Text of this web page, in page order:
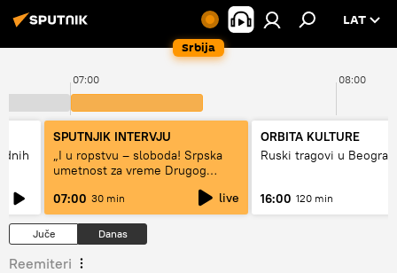
Srbija
LAT
07:00 08:00
SPUTNJIK INTERVJU
„I u ropstvu – sloboda! Srpska
umetnost za vreme Drugog
07:00 30 min live
ORBITA KULTURE
Ruski tragovi u
16:00 120 min
Juče Danas
Reemiteri